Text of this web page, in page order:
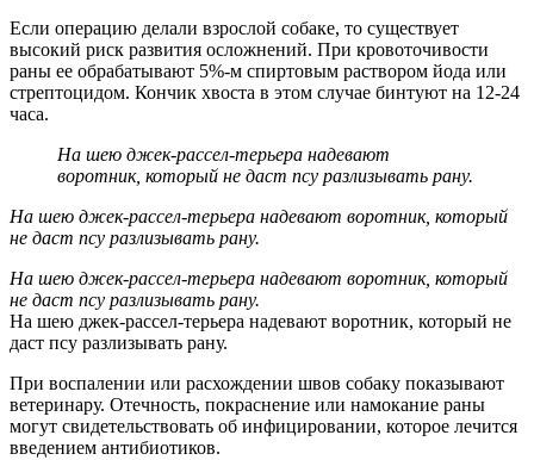
Если операцию делали взрослой собаке, то существует
высокий риск развития осложнений. При кровоточивости
раны ее обрабатывают 5%-м спиртовым раствором йода или
стрептоцидом. Кончик хвоста в этом случае бинтуют на 12-24
часа.
На шею джек-рассел-терьера надевают
воротник, который не даст псу разлизывать рану.
На шею джек-рассел-терьера надевают воротник, который
не даст псу разлизывать рану.
На шею джек-рассел-терьера надевают воротник, который
не даст псу разлизывать рану.
На шею джек-рассел-терьера надевают воротник, который не
даст псу разлизывать рану.
При воспалении или расхождении швов собаку показывают
ветеринару. Отечность, покраснение или намокание раны
могут свидетельствовать об инфицировании, которое лечится
введением антибиотиков.